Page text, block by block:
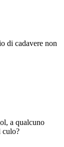
di cadavere non
a qualcuno
culo?